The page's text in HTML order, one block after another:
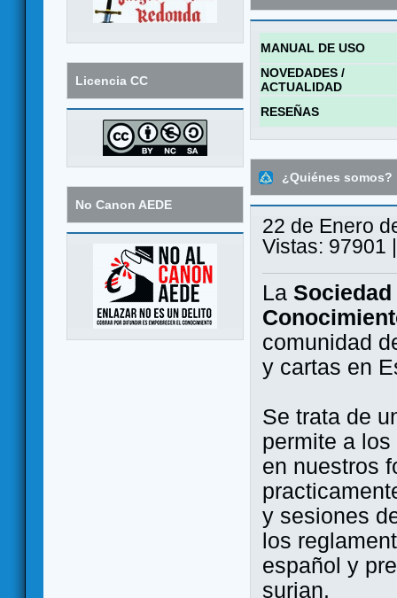
Licencia CC
No Canon AEDE
MANUAL DE USO
NOVEDADES /
ACTUALIDAD
RESEÑAS
¿Quiénes somos?
22 de Enero
Vistas: 97901
La
comunidad
y cartas en
Se trata de
permite a
en nuestros
y sesiones
los
español y
surjan.